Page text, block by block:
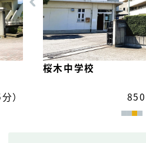
）
桜木中学校